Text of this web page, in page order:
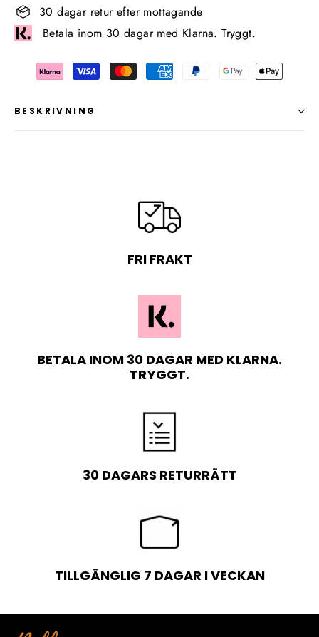
30 dagar retur efter mottagande
Betala inom 30 dagar med Klarna. Tryggt.
BESKRIVNING
FRI FRAKT
BETALA INOM 30 DAGAR MED KLARNA.
TRYGGT.
30 DAGARS RETURRÄTT
TILLGÄNGLIG 7 DAGAR I VECKAN